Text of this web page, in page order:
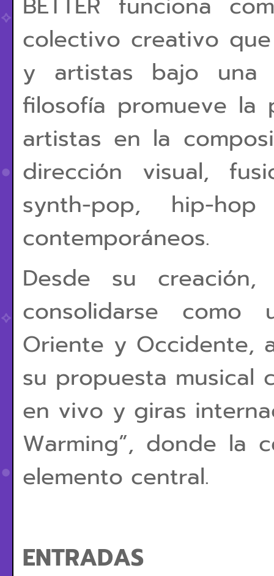
colectivo creativo
y artistas bajo una
filosofía promueve la
artistas en la
dirección visual,
synth-pop, hip-
contemporáneos.
Desde su
consolidarse
Oriente y Occidente,
su propuesta musical
en vivo y giras
Warming”, donde la
elemento central.
ENTRADAS